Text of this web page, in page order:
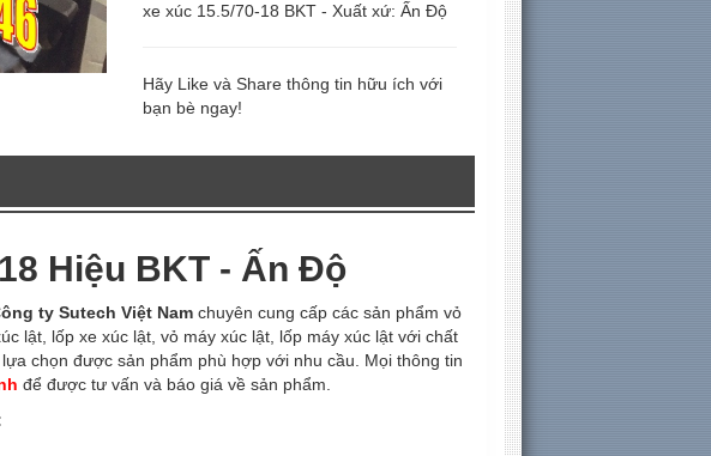
xe xúc 15.5/70-18 BKT - Xuất xứ: Ấn Độ
Hãy Like và Share thông tin hữu ích với
bạn bè ngay!
Hiệu BKT - Ấn Độ
ty Sutech Việt Nam chuyên cung cấp các sản phẩm vỏ
lật, lốp xe xúc lật, vỏ máy xúc lật, lốp máy xúc lật với chất
chọn được sản phẩm phù hợp với nhu cầu. Mọi thông tin
để được tư vấn và báo giá về sản phẩm.